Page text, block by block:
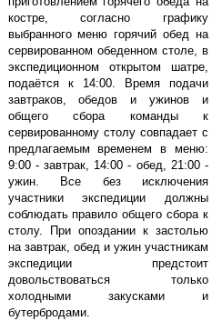
костре, согласно графику
выбранного меню горячий обед на
сервированном обеденном столе, в
экспедиционном открытом шатре,
подаётся к 14:00. Время подачи
завтраков, обедов и ужинов и
общего сбора команды к
сервированному столу совпадает с
предлагаемым временем в меню:
9:00 - завтрак, 14:00 - обед, 21:00 -
ужин. Все без исключения
участники экспедиции должны
соблюдать правило общего сбора к
столу. При опоздании к застолью
на завтрак, обед и ужин участникам
экспедиции предстоит
довольствоваться только
холодными закусками и
бутербродами.